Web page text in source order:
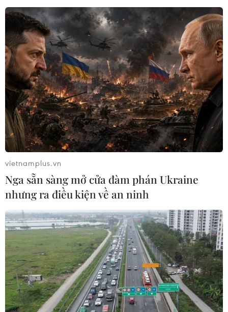
EU cân nhắc thảo luận từng năm về việc
viện trợ cho Ukraine
31/01/2024 23:04
Hungary mới đây cho biết Thủ tướng Orban có thể chấp
thuận việc viện trợ cho Ukraine nếu EU đảm bảo rằng
quyết định tiếp tục hỗ trợ tài chính cho Kiev được xem
xét hằng năm.
vietnamplus.vn
Nga sẵn sàng mở cửa đàm phán Ukraine
nhưng ra điều kiện về an ninh